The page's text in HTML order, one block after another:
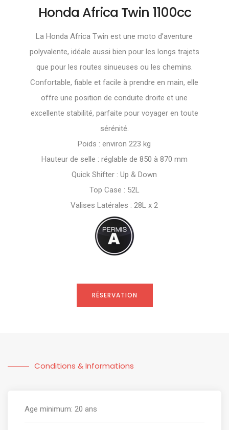
Honda Africa Twin 1100cc
La Honda Africa Twin est une moto d’aventure
polyvalente, idéale aussi bien pour les longs trajets
que pour les routes sinueuses ou les chemins.
Confortable, fiable et facile à prendre en main, elle
offre une position de conduite droite et une
excellente stabilité, parfaite pour voyager en toute
sérénité.
Poids : environ 223 kg
Hauteur de selle : réglable de 850 à 870 mm
Quick Shifter : Up & Down
Top Case : 52L
Valises Latérales : 28L x 2
RÉSERVATION
Conditions & Informations
Age minimum: 20 ans